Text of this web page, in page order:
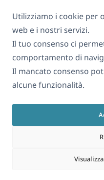
Utilizziamo i cookie per
web e i nostri servizi.
Il tuo consenso ci
comportamento di
Il mancato consenso
alcune funzionalità.
GDPR e
Unisciti
in